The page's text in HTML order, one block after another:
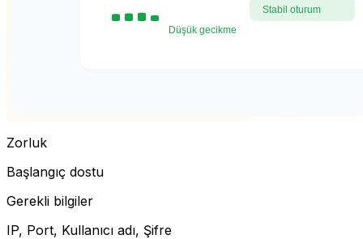
Zorluk
Başlangıç dostu
Gerekli bilgiler
IP, Port, Kullanıcı adı, Şifre